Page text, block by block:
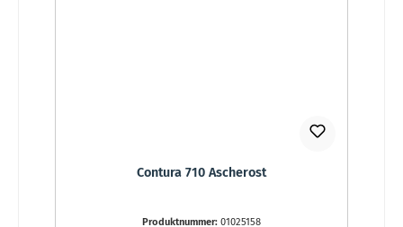
Contura 710 Ascherost
Produktnummer: 01025158